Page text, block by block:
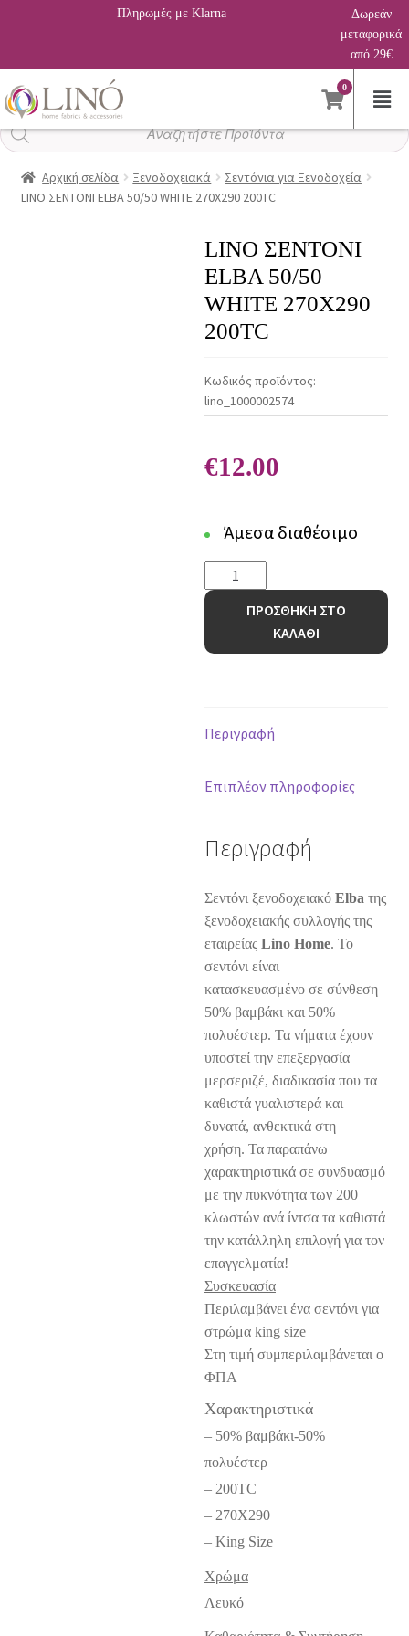
Πληρωμές με Klarna
Δωρεάν
μεταφορικά
από 29€
0
Αναζήτηση
προϊόντων
Αρχική σελίδα Ξενοδοχειακά
Σεντόνια για Ξενοδοχεία
LINO ΣΕΝΤΟΝΙ ELBA 50/50 WHITE 270X290 200TC
LINO ΣΕΝΤΟΝΙ
ELBA 50/50
WHITE 270X290
200TC
Κωδικός προϊόντος:
lino_1000002574
€12.00
Άμεσα διαθέσιμο
LINO
ΣΕΝΤΟΝΙ
ποσότητα
ΠΡΟΣΘΗΚΗ ΣΤΟ
ΚΑΛΑΘΙ
Περιγραφή
Επιπλέον πληροφορίες
Περιγραφή
Σεντόνι ξενοδοχειακό Elba της
ξενοδοχειακής συλλογής της
εταιρείας Lino Home. Το
σεντόνι είναι
κατασκευασμένο σε σύνθεση
50% βαμβάκι και 50%
πολυέστερ. Τα νήματα έχουν
υποστεί την επεξεργασία
μερσεριζέ, διαδικασία που τα
καθιστά γυαλιστερά και
δυνατά, ανθεκτικά στη
χρήση. Τα παραπάνω
χαρακτηριστικά σε συνδυασμό
με την πυκνότητα των 200
κλωστών ανά ίντσα τα καθιστά
την κατάλληλη επιλογή για τον
επαγγελματία!
Συσκευασία
Περιλαμβάνει ένα σεντόνι για
στρώμα king size
Στη τιμή συμπεριλαμβάνεται ο
ΦΠΑ
Χαρακτηριστικά
– 50% βαμβάκι-50%
πολυέστερ
– 200TC
– 270X290
– King Size
Χρώμα
Λευκό